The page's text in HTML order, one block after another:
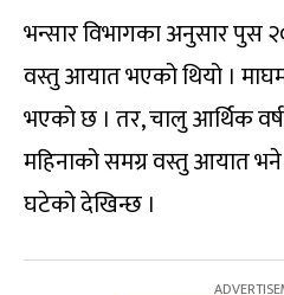
भन्सार विभागका अनुसार पुस
वस्तु आयात भएको थियो ।
भएको छ । तर, चालु आर्थिक
महिनाको समग्र वस्तु आयात
घटेको देखिन्छ ।